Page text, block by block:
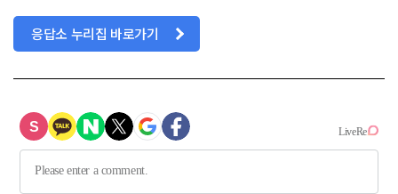
응답소 누리집 바로가기